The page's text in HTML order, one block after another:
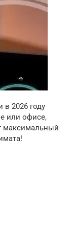
в 2026 году
или офисе,
максимальный